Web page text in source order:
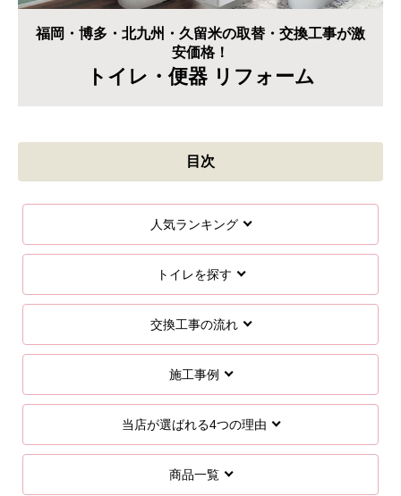
福岡・博多・北九州・久留米の取替・交換工事が激
安価格！
トイレ・便器 リフォーム
目次
人気ランキング
トイレを探す
交換工事の流れ
施工事例
当店が選ばれる4つの理由
商品一覧